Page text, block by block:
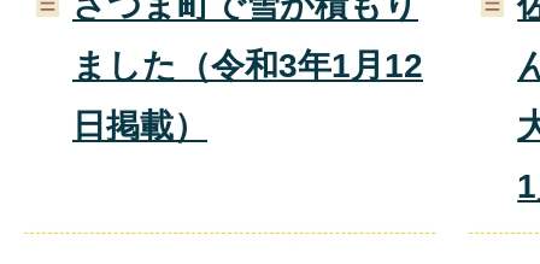
ました（令和3年1月12
日掲載）